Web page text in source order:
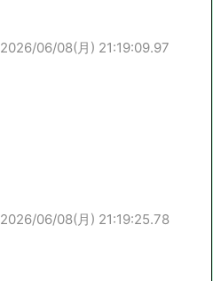
2026/06/08(月) 21:19:09.97
2026/06/08(月) 21:19:25.78